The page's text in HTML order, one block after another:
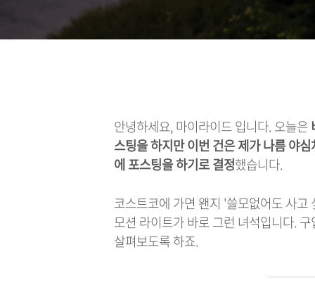
안녕하세요, 마이라이드 입니다. 오늘은
스팅을 하지만 이번 건은 제가 나름 야
에 포스팅을 하기로 결정했습니다.
코스트코에 가면 왠지 '쓸모없어도 사
모션 라이트가 바로 그런 녀석입니다.
살펴보도록 하죠.